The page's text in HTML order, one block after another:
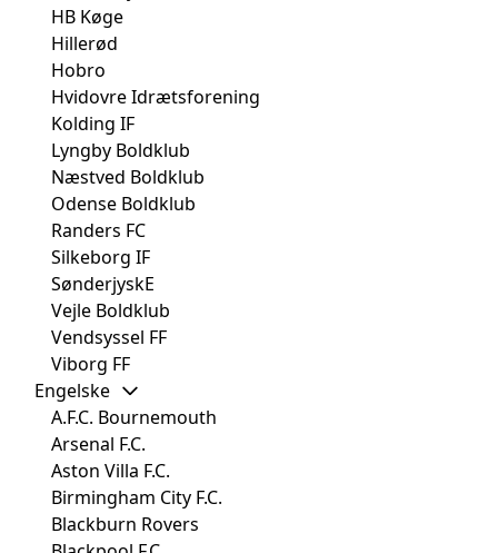
HB Køge
Hillerød
Hobro
Hvidovre Idrætsforening
Kolding IF
Lyngby Boldklub
Næstved Boldklub
Odense Boldklub
Randers FC
Silkeborg IF
SønderjyskE
Vejle Boldklub
Vendsyssel FF
Viborg FF
Engelske
A.F.C. Bournemouth
Arsenal F.C.
Aston Villa F.C.
Birmingham City F.C.
Blackburn Rovers